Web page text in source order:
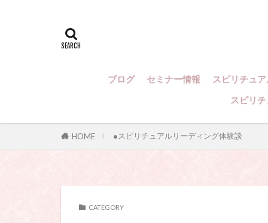
ブログ セミナー情報 スピリチュ
スピリ
HOME ●スピリチュアルリーディング体験談
CATEGORY
スピリチュア
ル・カウンセ
い、占い講座
占いカウンセリ